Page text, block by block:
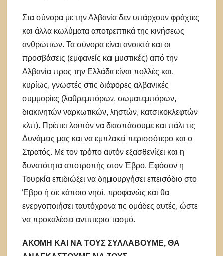
Στα σύνορα με την Αλβανία δεν υπάρχουν φράχτες
και άλλα κωλύματα αποτρεπτικά της κινήσεως
ανθρώπων. Τα σύνορα είναι ανοικτά και οι
προσβάσεις (εμφανείς και μυστικές) από την
Αλβανία προς την Ελλάδα είναι πολλές και,
κυρίως, γνωστές στις διάφορες αλβανικές
συμμορίες (λαθρεμπόρων, σωματεμπόρων,
διακινητών ναρκωτικών, ληστών, κατσικοκλεφτών
κλπ). Πρέπει λοιπόν να διασπάσουμε και πάλι τις
Δυνάμεις μας και να εμπλακεί περισσότερο και ο
Στρατός. Με τον τρόπο αυτόν εξασθενίζει και η
δυνατότητα αποτροπής στον Έβρο. Εφόσον η
Τουρκία επιδιώξει να δημιουργήσει επεισόδιο στο
Έβρο ή σε κάποιο νησί, προφανώς και θα
ενεργοποιήσει ταυτόχρονα τις ομάδες αυτές, ώστε
να προκαλέσει αντιπερισπασμό.
ΑΚΟΜΗ ΚΑΙ ΝΑ ΤΟΥΣ ΣΥΛΛΑΒΟΥΜΕ, ΘΑ